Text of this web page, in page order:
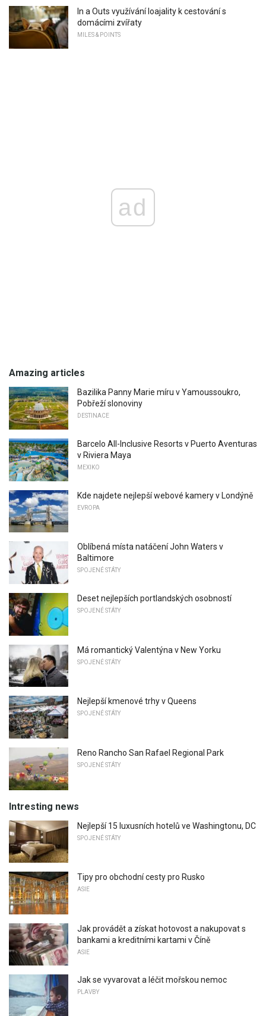
In a Outs využívání loajality k cestování s
domácími zvířaty
MILES & POINTS
ad
Amazing articles
Bazilika Panny Marie míru v Yamoussoukro,
Pobřeží slonoviny
DESTINACE
Barcelo All-Inclusive Resorts v Puerto Aventuras
v Riviera Maya
MEXIKO
Kde najdete nejlepší webové kamery v Londýně
EVROPA
Oblíbená místa natáčení John Waters v
Baltimore
SPOJENÉ STÁTY
Deset nejlepších portlandských osobností
SPOJENÉ STÁTY
Má romantický Valentýna v New Yorku
SPOJENÉ STÁTY
Nejlepší kmenové trhy v Queens
SPOJENÉ STÁTY
Reno Rancho San Rafael Regional Park
SPOJENÉ STÁTY
Intresting news
Nejlepší 15 luxusních hotelů ve Washingtonu, DC
SPOJENÉ STÁTY
Tipy pro obchodní cesty pro Rusko
ASIE
Jak provádět a získat hotovost a nakupovat s
bankami a kreditními kartami v Číně
ASIE
Jak se vyvarovat a léčit mořskou nemoc
PLAVBY